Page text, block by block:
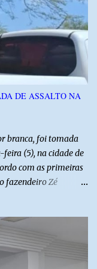
No dia 20 de
humor com Mução,
A Frut & Tec
do Baixo Açu como
conhecimento,
DE ASSALTO NA
branca, foi tomada
(5), na cidade de
com as primeiras
fazendeiro Zé
estava em frente à
relatos de
semelhantes a